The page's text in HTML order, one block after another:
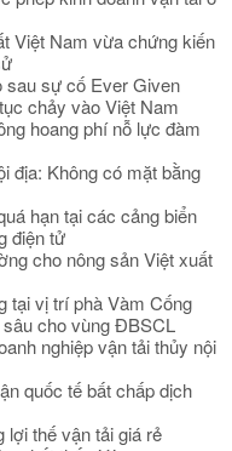
Việt Nam vừa chứng kiến
sau sự cố Ever Given
chảy vào Việt Nam
hoang phí nỗ lực đàm
địa: Không có mặt bằng
hạn tại các cảng biển
điện tử
cho nông sản Việt xuất
tại vị trí phà Vàm Cống
cho vùng ĐBSCL
nghiệp vận tải thủy nội
quốc tế bất chấp dịch
lợi thế vận tải giá rẻ